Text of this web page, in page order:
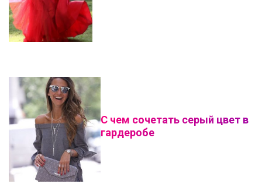
С чем сочетать серый цвет в
гардеробе